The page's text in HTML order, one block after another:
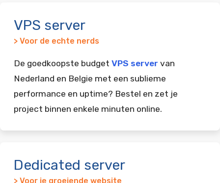
VPS server
> Voor de echte nerds
De goedkoopste budget VPS server van
Nederland en Belgie met een sublieme
performance en uptime? Bestel en zet je
project binnen enkele minuten online.
Dedicated server
> Voor je groeiende website